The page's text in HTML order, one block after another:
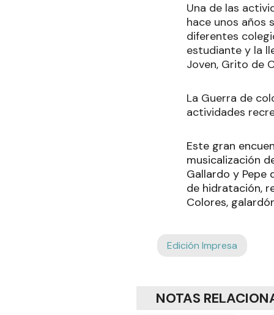
Una de las
hace unos años
diferentes
estudiante y la
Joven, Grito de
La Guerra de
actividades
Este gran
musicalización
Gallardo y
de hidratación,
Colores,
Edición Impresa
NOTAS